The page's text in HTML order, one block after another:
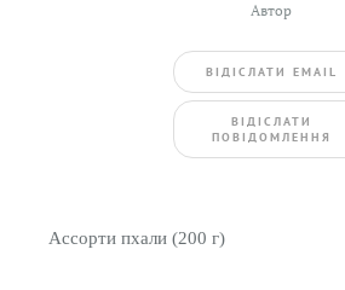
Автор
ВIДIСЛАТИ EMAIL
BIДIСЛАТИ
ПОВIДОМЛЕННЯ
Ассорти пхали (200 г)